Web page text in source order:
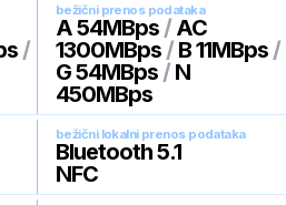
/
bežični prenos podataka
A 54MBps / AC
1300MBps / B 11MBps /
G 54MBps / N
450MBps
bežični lokalni prenos podataka
Bluetooth 5.1
NFC